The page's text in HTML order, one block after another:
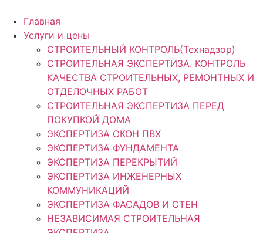
Главная
Услуги и цены
СТРОИТЕЛЬНЫЙ КОНТРОЛЬ(Технадзор)
СТРОИТЕЛЬНАЯ ЭКСПЕРТИЗА. КОНТРОЛЬ
КАЧЕСТВА СТРОИТЕЛЬНЫХ, РЕМОНТНЫХ И
ОТДЕЛОЧНЫХ РАБОТ
СТРОИТЕЛЬНАЯ ЭКСПЕРТИЗА ПЕРЕД
ПОКУПКОЙ ДОМА
ЭКСПЕРТИЗА ОКОН ПВХ
ЭКСПЕРТИЗА ФУНДАМЕНТА
ЭКСПЕРТИЗА ПЕРЕКРЫТИЙ
ЭКСПЕРТИЗА ИНЖЕНЕРНЫХ
КОММУНИКАЦИЙ
ЭКСПЕРТИЗА ФАСАДОВ И СТЕН
НЕЗАВИСИМАЯ СТРОИТЕЛЬНАЯ